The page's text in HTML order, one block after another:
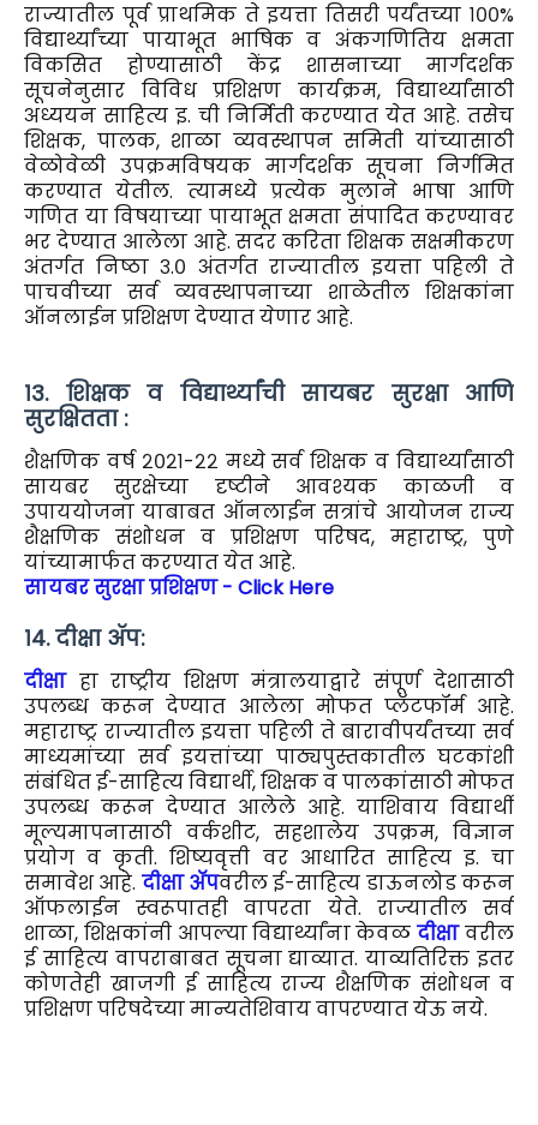
राज्यातील पूर्व प्राथमिक ते इयत्ता तिसरी पर्यंतच्या १००%
विद्यार्थ्यांच्या पायाभूत भाषिक व अंकगणितिय क्षमता
विकसित होण्यासाठी केंद्र शासनाच्या मार्गदर्शक
सूचनेनुसार विविध प्रशिक्षण कार्यक्रम, विद्यार्थ्यांसाठी
अध्ययन साहित्य इ. ची निर्मिती करण्यात येत आहे. तसेच
शिक्षक, पालक, शाळा व्यवस्थापन समिती यांच्यासाठी
वेळोवेळी उपक्रमविषयक मार्गदर्शक सूचना निर्गमित
करण्यात येतील. त्यामध्ये प्रत्येक मुलाने भाषा आणि
गणित या विषयाच्या पायाभूत क्षमता संपादित करण्यावर
भर देण्यात आलेला आहे. सदर करिता शिक्षक सक्षमीकरण
अंतर्गत निष्ठा ३.० अंतर्गत राज्यातील इयत्ता पहिली ते
पाचवीच्या सर्व व्यवस्थापनाच्या शाळेतील शिक्षकांना
ऑनलाईन प्रशिक्षण देण्यात येणार आहे.
१3. शिक्षक व विद्यार्थ्यांची सायबर सुरक्षा आणि
सुरक्षितता :
शैक्षणिक वर्ष २०२१-२२ मध्ये सर्व शिक्षक व विद्यार्थ्यांसाठी
सायबर सुरक्षेच्या दृष्टीने आवश्यक काळजी व
उपाययोजना याबाबत ऑनलाईन सत्रांचे आयोजन राज्य
शैक्षणिक संशोधन व प्रशिक्षण परिषद, महाराष्ट्र, पुणे
यांच्यामार्फत करण्यात येत आहे.
सायबर सुरक्षा प्रशिक्षण - Click Here
१4. दीक्षा ॲप:
दीक्षाहा राष्ट्रीय शिक्षण मंत्रालयाद्वारे संपूर्ण देशासाठी
उपलब्ध करून देण्यात आलेला मोफत प्लॅटफॉर्म आहे.
महाराष्ट्र राज्यातील इयत्ता पहिली ते बारावीपर्यंतच्या सर्व
माध्यमांच्या सर्व इयत्तांच्या पाठ्यपुस्तकातील घटकांशी
संबंधित ई-साहित्य विद्यार्थी, शिक्षक व पालकांसाठी मोफत
उपलब्ध करून देण्यात आलेले आहे. याशिवाय विद्यार्थी
मूल्यमापनासाठी वर्कशीट, सहशालेय उपक्रम, विज्ञान
प्रयोग व कृती. शिष्यवृत्ती वर आधारित साहित्य इ. चा
समावेश आहे. दीक्षा ॲपवरील ई-साहित्य डाऊनलोड करून
ऑफलाईन स्वरूपातही वापरता येते. राज्यातील सर्व
शाळा, शिक्षकांनी आपल्या विद्यार्थ्यांना केवळदीक्षावरील
ई साहित्य वापराबाबत सूचना द्याव्यात. याव्यतिरिक्त इतर
कोणतेही खाजगी ई साहित्य राज्य शैक्षणिक संशोधन व
प्रशिक्षण परिषदेच्या मान्यतेशिवाय वापरण्यात येऊ नये.